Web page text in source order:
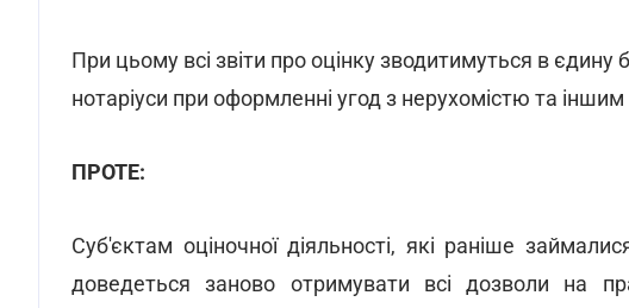
При цьому всі звіти про оцінку зводитимуться в
нотаріуси при оформленні угод з нерухомістю та
ПРОТЕ:
Суб'єктам оціночної діяльності, які раніше
доведеться заново отримувати всі дозволи на